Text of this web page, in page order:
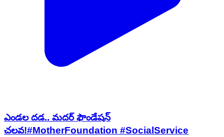
ఎండల దడ.. మదర్ ఫౌండేషన్
చలవ!#MotherFoundation #SocialService